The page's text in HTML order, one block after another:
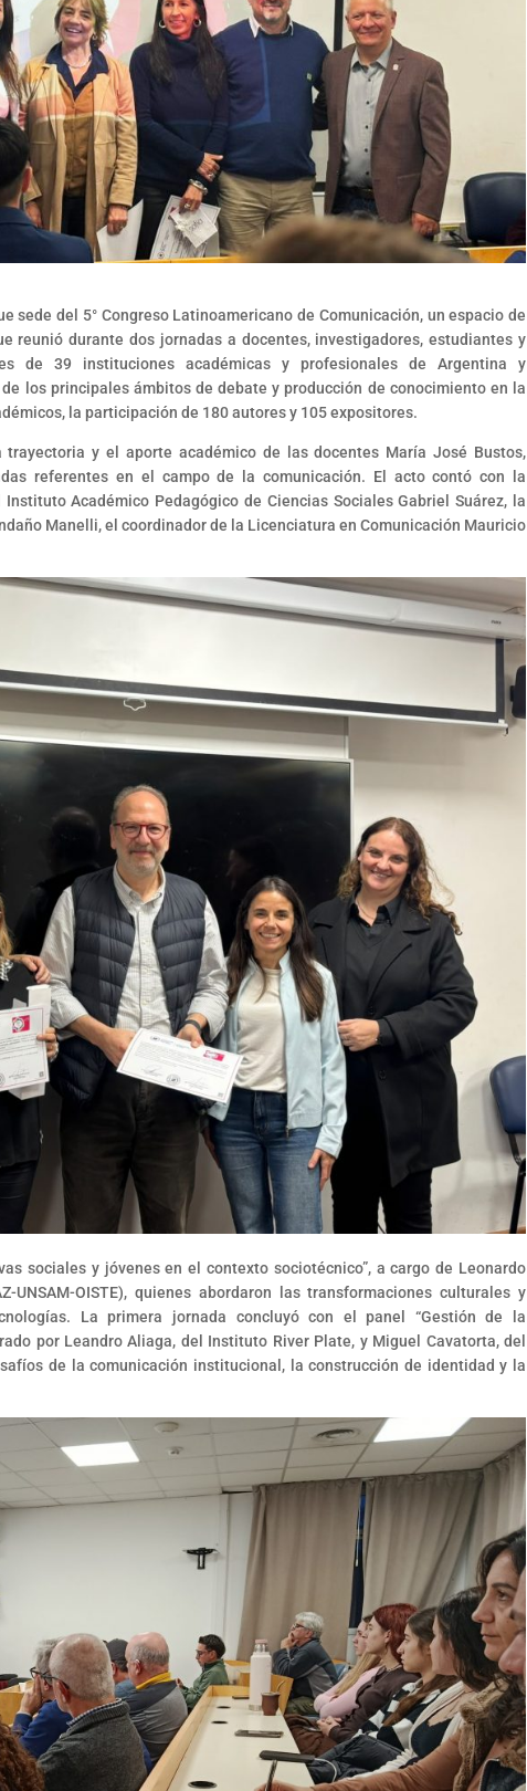
sede del 5° Congreso Latinoamericano de Comunicación, un espacio de
reunió durante dos jornadas a docentes, investigadores, estudiantes y
de 39 instituciones académicas y profesionales de Argentina y
los principales ámbitos de debate y producción de conocimiento en la
la participación de 180 autores y 105 expositores.
y el aporte académico de las docentes María José Bustos,
referentes en el campo de la comunicación. El acto contó con la
Académico Pedagógico de Ciencias Sociales Gabriel Suárez, la
Manelli, el coordinador de la Licenciatura en Comunicación Mauricio
sociales y jóvenes en el contexto sociotécnico”, a cargo de Leonardo
UNSAM-OISTE), quienes abordaron las transformaciones culturales y
La primera jornada concluyó con el panel “Gestión de la
por Leandro Aliaga, del Instituto River Plate, y Miguel Cavatorta, del
de la comunicación institucional, la construcción de identidad y la